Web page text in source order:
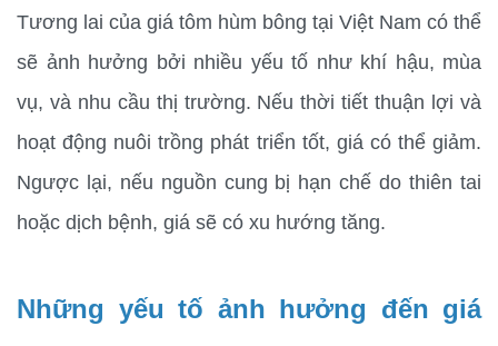
Tương lai của giá tôm hùm bông tại Việt Nam có thể
sẽ ảnh hưởng bởi nhiều yếu tố như khí hậu, mùa
vụ, và nhu cầu thị trường. Nếu thời tiết thuận lợi và
hoạt động nuôi trồng phát triển tốt, giá có thể giảm.
Ngược lại, nếu nguồn cung bị hạn chế do thiên tai
hoặc dịch bệnh, giá sẽ có xu hướng tăng.
Những yếu tố ảnh hưởng đến giá